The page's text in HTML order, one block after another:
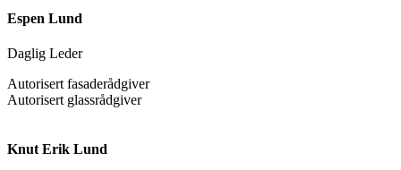
Espen Lund
Daglig Leder
Autorisert fasaderådgiver
Autorisert glassrådgiver
Knut Erik Lund